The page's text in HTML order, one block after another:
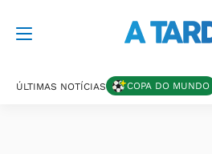
ÚLTIMAS NOTÍCIAS COPA DO MUNDO